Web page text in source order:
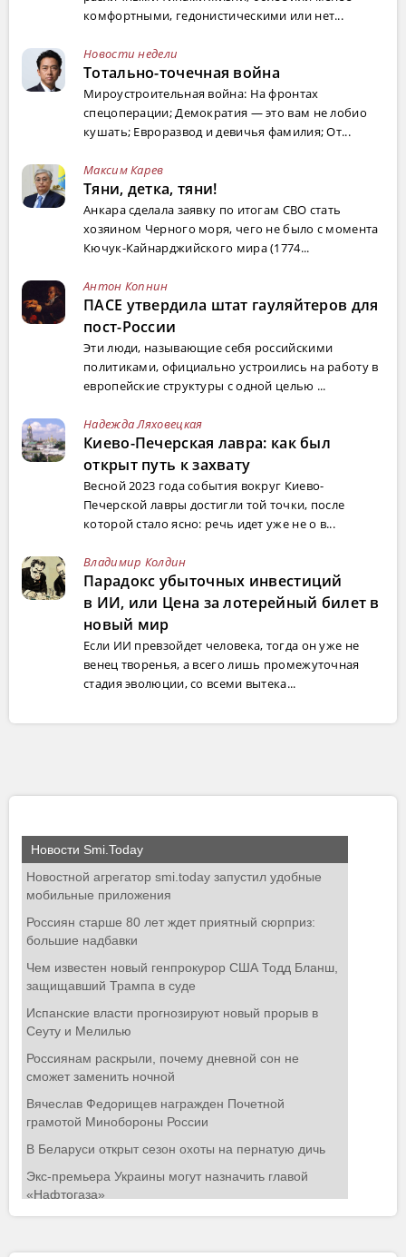
комфортными, гедонистическими или нет...
Новости недели
Тотально-точечная война
Мироустроительная война: На фронтах
спецоперации; Демократия — это вам не лобио
кушать; Евроразвод и девичья фамилия; От...
Максим Карев
Тяни, детка, тяни!
Анкара сделала заявку по итогам СВО стать
хозяином Черного моря, чего не было с момента
Кючук-Кайнарджийского мира (1774...
Антон Копнин
ПАСЕ утвердила штат гауляйтеров для
пост-России
Эти люди, называющие себя российскими
политиками, официально устроились на работу в
европейские структуры с одной целью ...
Надежда Ляховецкая
Киево-Печерская лавра: как был
открыт путь к захвату
Весной 2023 года события вокруг Киево-
Печерской лавры достигли той точки, после
которой стало ясно: речь идет уже не о в...
Владимир Колдин
Парадокс убыточных инвестиций
в ИИ, или Цена за лотерейный билет в
новый мир
Если ИИ превзойдет человека, тогда он уже не
венец творенья, а всего лишь промежуточная
стадия эволюции, со всеми вытека...